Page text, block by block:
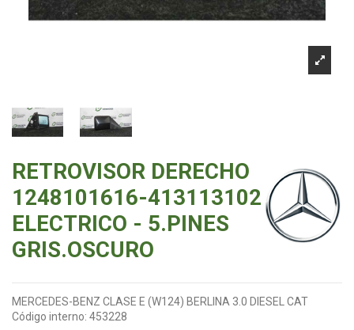
RETROVISOR DERECHO
1248101616-413113102
ELECTRICO - 5.PINES
GRIS.OSCURO
MERCEDES-BENZ CLASE E (W124) BERLINA 3.0 DIESEL CAT
Código interno: 453228